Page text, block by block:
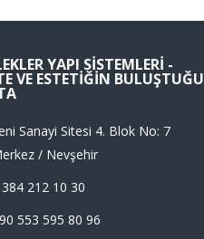
YAPI SISTEMLERI -
VE ESTETIĞIN BULUŞTUĞU
Sanayi Sitesi 4. Blok No: 7
/ Nevşehir
212 10 30
553 595 80 96